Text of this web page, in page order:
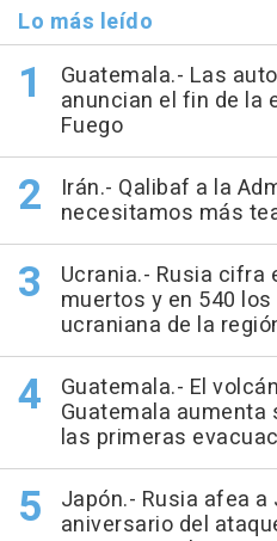
Lo más leído
Guatemala.- Las
anuncian el fin de la
Fuego
Irán.- Qalibaf a la
necesitamos más
Ucrania.- Rusia cifra
muertos y en 540
ucraniana de la
Guatemala.- El
Guatemala aumenta
las primeras
Japón.- Rusia afea
aniversario del